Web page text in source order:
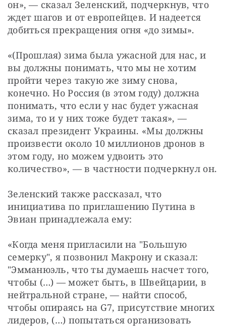
он», — сказал Зеленский, подчеркнув, что
ждет шагов и от европейцев. И надеется
добиться прекращения огня «до зимы».
«(Прошлая) зима была ужасной для нас, и
вы должны понимать, что мы не хотим
пройти через такую же зиму снова,
конечно. Но Россия (в этом году) должна
понимать, что если у нас будет ужасная
зима, то и у них тоже будет такая», —
сказал президент Украины. «Мы должны
произвести около 10 миллионов дронов в
этом году, но можем удвоить это
количество», — в частности подчеркнул он.
Зеленский также рассказал, что
инициатива по приглашению Путина в
Эвиан принадлежала ему:
«Когда меня пригласили на "Большую
семерку", я позвонил Макрону и сказал:
"Эмманюэль, что ты думаешь насчет того,
чтобы (…) — может быть, в Швейцарии, в
нейтральной стране, — найти способ,
чтобы опираясь на G7, присутствие многих
лидеров, (…) попытаться организовать